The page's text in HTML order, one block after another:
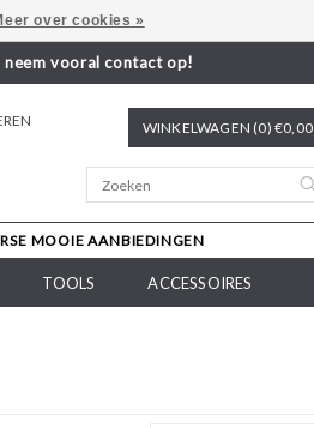
neem vooral contact op!
WINKELWAGEN (0) €0,00
MOOIE AANBIEDINGEN
TOOLS ACCESSOIRES
over cookies »